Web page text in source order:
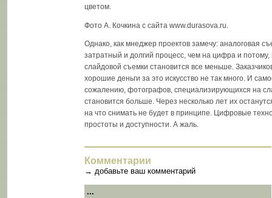
цветом.
Фото А. Кочкина с сайта www.durasova.ru.
Однако, как мнеджер проектов замечу: аналоговая
затратный и долгий процесс, чем на цифра и
слайдовой съемки становится все меньше.
хорошие деньги за это искусство не так много. И
сожалению, фотографов, специализирующихся на
становится больше. Через несколько лет их
на что снимать не будет в принципе. Цифровые
простоты и доступности. А жаль.
Комментарии
→ добавьте ваш комментарий
...